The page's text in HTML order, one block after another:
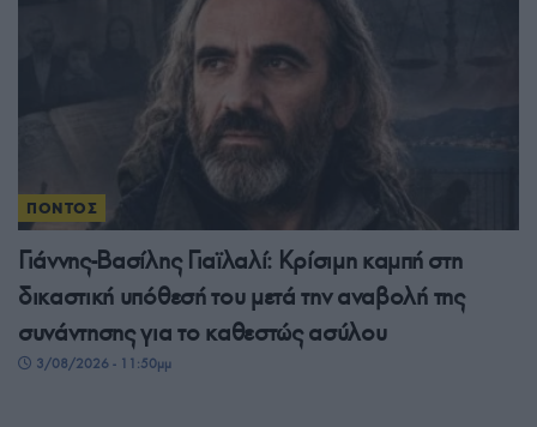
ΠΟΝΤΟΣ
Γιάννης-Βασίλης Γιαϊλαλί: Κρίσιμη καμπή στη
δικαστική υπόθεσή του μετά την αναβολή της
συνάντησης για το καθεστώς ασύλου
3/08/2026 - 11:50μμ